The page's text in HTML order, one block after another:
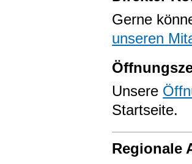
Gerne
unseren
Unsere
Startseite.
Regionale